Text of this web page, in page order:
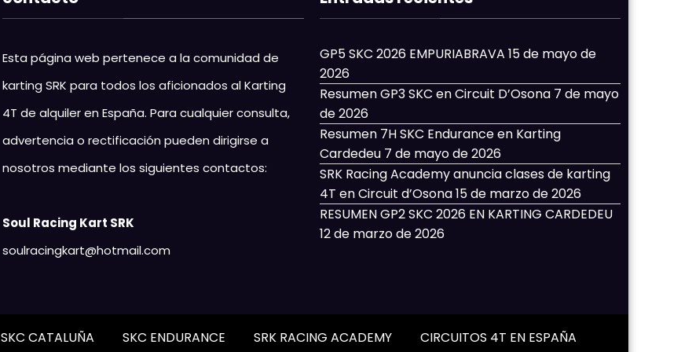
Esta página web pertenece a la comunidad de
karting SRK para todos los aficionados al Karting
4T de alquiler en España. Para cualquier consulta,
advertencia o rectificación pueden dirigirse a
nosotros mediante los siguientes contactos:
Soul Racing Kart SRK
soulracingkart@hotmail.com
GP5 SKC 2026 EMPURIABRAVA 15 de mayo de
2026
Resumen GP3 SKC en Circuit D’Osona 7 de mayo
de 2026
Resumen 7H SKC Endurance en Karting
Cardedeu 7 de mayo de 2026
SRK Racing Academy anuncia clases de karting
4T en Circuit d’Osona15 de marzo de 2026
RESUMEN GP2 SKC 2026 EN KARTING CARDEDEU
12 de marzo de 2026
SKC CATALUÑA SKC ENDURANCE SRK RACING ACADEMY
CIRCUITOS 4T EN ESPAÑA